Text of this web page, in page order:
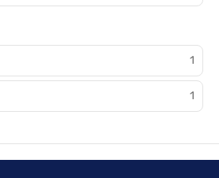
Única de Registro de Población)
Federal, implementado a partir del 1ro.
al huésped que presente su INE o
la CURP al momento del Check
En el caso de menores de edad sin
presentar el CURP
es obligatorio únicamente para
que figuren con Nacionalidad
1
1